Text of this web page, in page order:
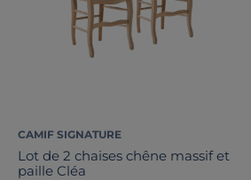
CAMIF SIGNATURE
Lot de 2 chaises chêne massif et
paille Cléa